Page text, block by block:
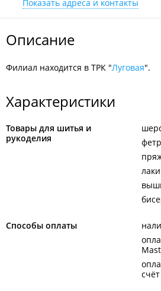
Показать адреса и контакты
Описание
Филиал находится в ТРК "Луговая".
Характеристики
Товары для шитья и
рукоделия
фетр
Способы оплаты
счёт